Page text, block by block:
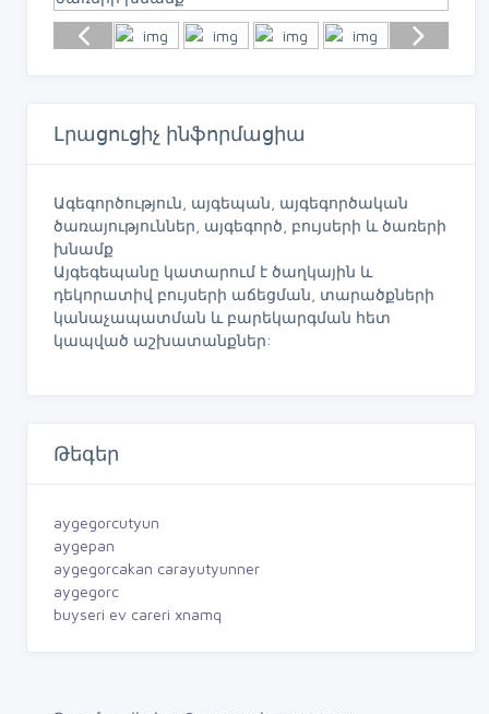
Լրացուցիչ ինֆորմացիա
Ագեգործություն, այգեպան, այգեգործական
ծառայություններ, այգեգործ, բույսերի և ծառերի
խնամք
Այգեգեպանը կատարում է ծաղկային և
դեկորատիվ բույսերի աճեցման, տարածքների
կանաչապատման և բարեկարգման հետ
կապված աշխատանքներ:
Թեգեր
aygegorcutyun
aygepan
aygegorcakan carayutyunner
aygegorc
buyseri ev careri xnamq